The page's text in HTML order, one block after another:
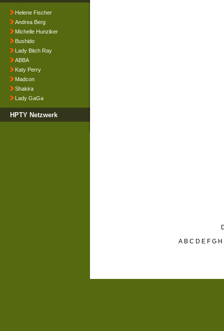
Helene Fischer
Andrea Berg
Michelle Hunziker
Bushido
Lady Bitch Ray
ABBA
Katy Perry
Madcon
Shakira
Lady GaGa
HPTY Netzwerk
A B C D E F G H